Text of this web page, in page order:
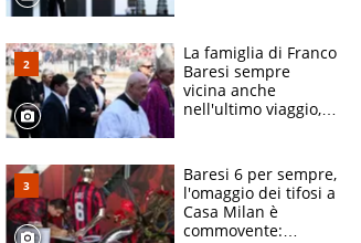
La famiglia di Franco
Baresi sempre
vicina anche
nell'ultimo viaggio,
circondati
dall'affetto dei tifosi
Baresi 6 per sempre,
l'omaggio dei tifosi a
Casa Milan è
commovente: